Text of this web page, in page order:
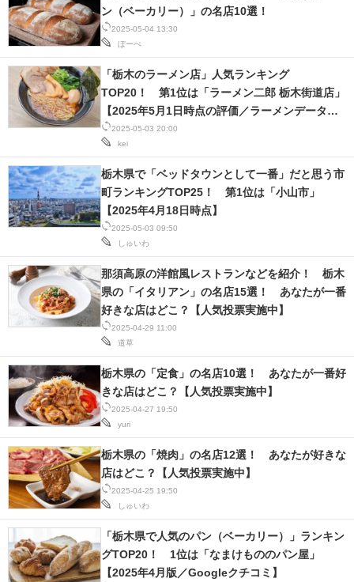
2025-05-04 13:30
ぼーぺ
ン（ベーカリー）」の名店10選！
2025-05-03 20:00
kei
「栃木のラーメン店」人気ランキング
TOP20！ 第1位は「ラーメン二郎 栃木街道店」
【2025年5月1日時点の評価／ラーメンデータベ
ース】
2025-05-03 09:50
しゅいわ
栃木県で「ベッドタウンとして一番」だと思う市
町ランキングTOP25！ 第1位は「小山市」
【2025年4月18日時点】
2025-04-29 11:00
道草
那須高原の洋館風レストランなどを紹介！ 栃木
県の「イタリアン」の名店15選！ あなたが一番
好きな店はどこ？【人気投票実施中】
2025-04-27 19:50
yuri
栃木県の「定食」の名店10選！ あなたが一番好
きな店はどこ？【人気投票実施中】
2025-04-25 19:50
しゅいわ
栃木県の「焼肉」の名店12選！ あなたが好きな
店はどこ？【人気投票実施中】
「栃木県で人気のパン（ベーカリー）」ランキン
グTOP20！ 1位は「なまけもののパン屋」
【2025年4月版／Googleクチコミ】